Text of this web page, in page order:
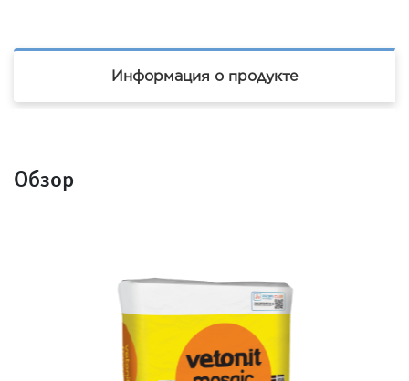
Информация о продукте
Обзор